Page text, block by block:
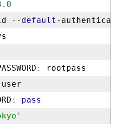
-- default -
:
rootpass
user
:
pass